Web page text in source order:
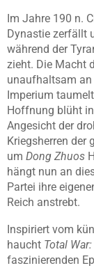
Im Jahre 190 n.
Dynastie zerfällt
während der
zieht. Die Macht
unaufhaltsam an
Imperium
Hoffnung blüht
Angesicht der
Kriegsherren der
um Dong Zhuos
hängt nun an
Partei ihre
Reich anstrebt.
Inspiriert vom
haucht Total
faszinierenden